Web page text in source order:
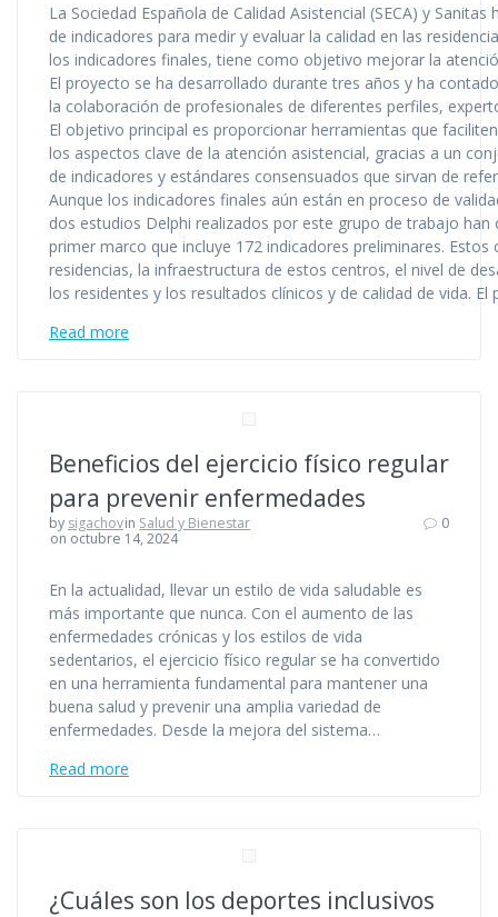
La Sociedad Española de Calidad Asistencial (SECA) y
de indicadores para medir y evaluar la calidad en las
los indicadores finales, tiene como objetivo mejorar la
El proyecto se ha desarrollado durante tres años y ha
la colaboración de profesionales de diferentes perfiles,
El objetivo principal es proporcionar herramientas que
los aspectos clave de la atención asistencial, gracias a un
de indicadores y estándares consensuados que sirvan de
Aunque los indicadores finales aún están en proceso de
dos estudios Delphi realizados por este grupo de trabajo han
primer marco que incluye 172 indicadores preliminares.
residencias, la infraestructura de estos centros, el nivel de
los residentes y los resultados clínicos y de calidad de vida.
Read more
Beneficios del ejercicio físico regular
para prevenir enfermedades
by sigachovin Salud y Bienestar
on octubre 14, 2024
0
En la actualidad, llevar un estilo de vida saludable es
más importante que nunca. Con el aumento de las
enfermedades crónicas y los estilos de vida
sedentarios, el ejercicio físico regular se ha convertido
en una herramienta fundamental para mantener una
buena salud y prevenir una amplia variedad de
enfermedades. Desde la mejora del sistema…
Read more
¿Cuáles son los deportes inclusivos